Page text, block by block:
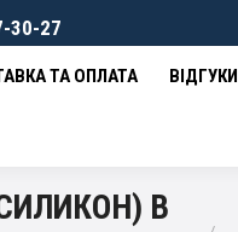
30-27
ТА ОПЛАТА ВІДГУКИ
В
НОВИНИ